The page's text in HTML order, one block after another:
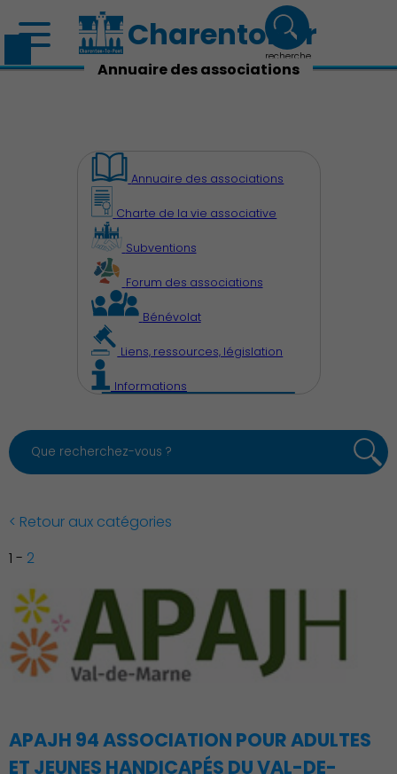
Charenton.fr
recherche
Annuaire des associations
Annuaire des associations
Charte de la vie associative
Subventions
Forum des associations
Bénévolat
Liens, ressources, législation
Informations
< Retour aux catégories
1 - 2
APAJH 94 ASSOCIATION POUR ADULTES
ET JEUNES HANDICAPÉS DU VAL-DE-